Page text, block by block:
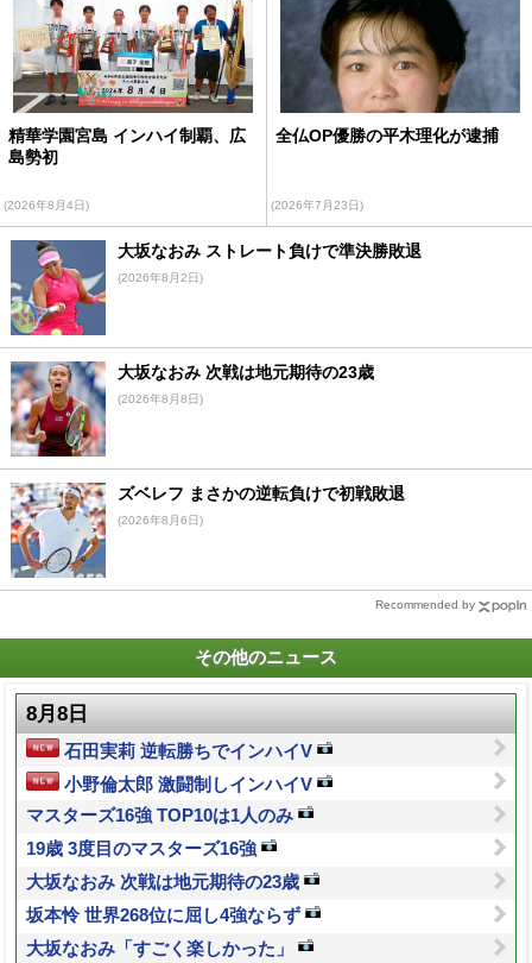
精華学園宮島 インハイ制覇、広
島勢初
(2026年8月4日)
全仏OP優勝の平木理化が逮捕
(2026年7月23日)
大坂なおみ ストレート負けで準決勝敗退
(2026年8月2日)
大坂なおみ 次戦は地元期待の23歳
(2026年8月8日)
ズベレフ まさかの逆転負けで初戦敗退
(2026年8月6日)
Recommended by
その他のニュース
8月8日
石田実莉 逆転勝ちでインハイV
小野倫太郎 激闘制しインハイV
マスターズ16強 TOP10は1人のみ
19歳 3度目のマスターズ16強
大坂なおみ 次戦は地元期待の23歳
坂本怜 世界268位に屈し4強ならず
大坂なおみ「すごく楽しかった」